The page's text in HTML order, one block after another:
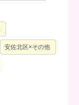
安佐北区×その他